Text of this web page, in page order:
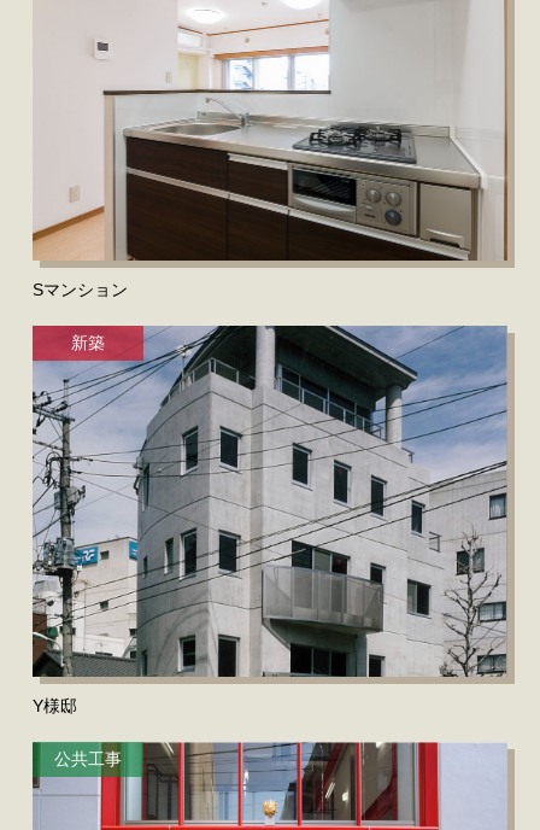
Sマンション
新築
Y様邸
公共工事